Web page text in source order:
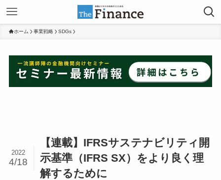
ホーム 事業戦略 SDGs
【連載】IFRSサステナビリティ開
示基準（IFRS SX）をより良く理
解するために
2022
4/18